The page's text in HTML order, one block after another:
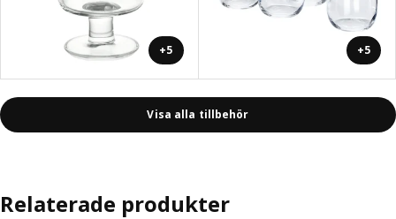
+5 +5
Visa alla tillbehör
Relaterade produkter